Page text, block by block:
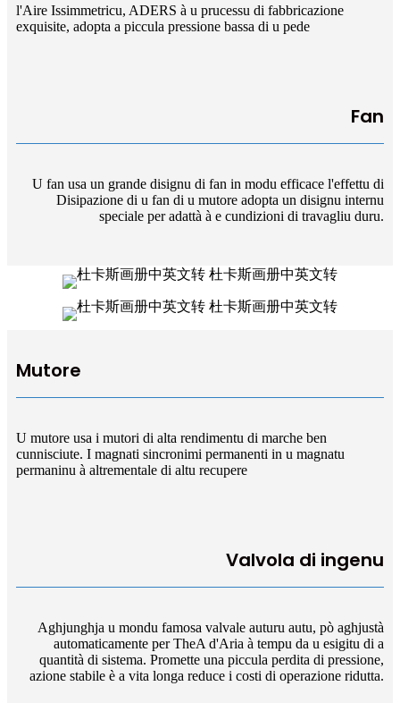
l'Aire Issimmetricu, ADERS à u prucessu di fabbricazione
exquisite, adopta a piccula pressione bassa di u pede
Fan
U fan usa un grande disignu di fan in modu efficace l'effettu di
Disipazione di u fan di u mutore adopta un disignu internu
speciale per adattà à e cundizioni di travagliu duru.
Mutore
U mutore usa i mutori di alta rendimentu di marche ben
cunnisciute. I magnati sincronimi permanenti in u magnatu
permaninu à altrementale di altu recupere
Valvola di ingenu
Aghjunghja u mondu famosa valvale auturu autu, pò aghjustà
automaticamente per TheA d'Aria à tempu da u esigitu di a
quantità di sistema. Promette una piccula perdita di pressione,
azione stabile è a vita longa reduce i costi di operazione ridutta.